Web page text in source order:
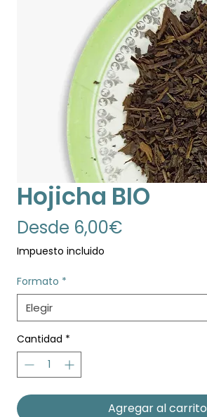
Hojicha BIO
Desde 6,00€Precio
Impuesto incluido
Formato *
Cantidad *
Agregar al carrito